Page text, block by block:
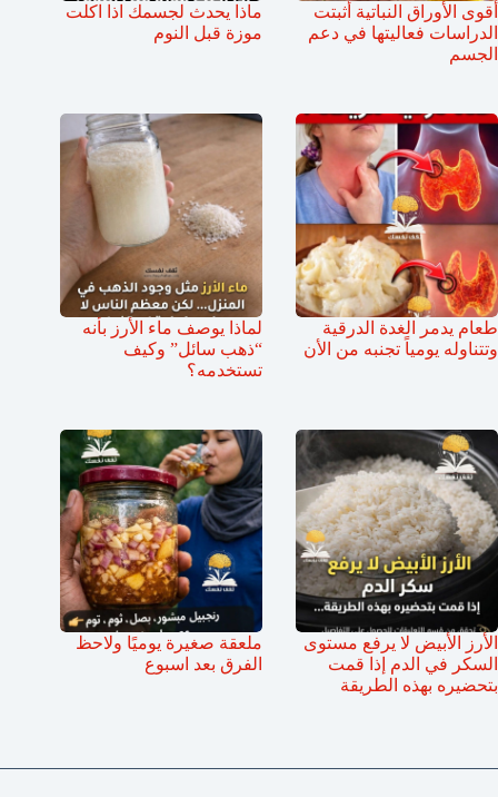
أقوى الأوراق النباتية أثبتت
الدراسات فعاليتها في دعم
الجسم
ماذا يحدث لجسمك اذا اكلت
موزة قبل النوم
طعام يدمر الغدة الدرقية
وتتناوله يومياً تجنبه من الأن
لماذا يوصف ماء الأرز بأنه
“ذهب سائل” وكيف
تستخدمه؟
الأرز الأبيض لا يرفع مستوى
السكر في الدم إذا قمت
بتحضيره بهذه الطريقة
ملعقة صغيرة يوميًا ولاحظ
الفرق بعد اسبوع